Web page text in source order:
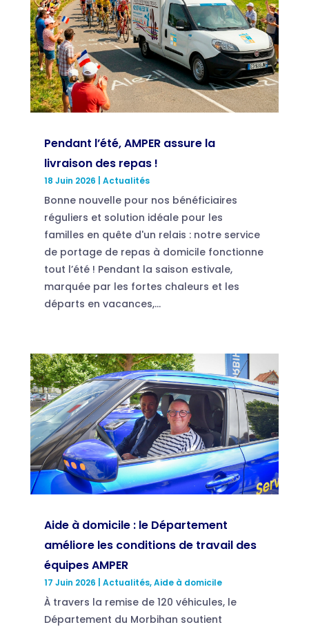
Pendant l’été, AMPER assure la
livraison des repas !
18 Juin 2026 Actualités
Bonne nouvelle pour nos bénéficiaires
réguliers et solution idéale pour les
familles en quête d'un relais : notre service
de portage de repas à domicile fonctionne
tout l’été ! Pendant la saison estivale,
marquée par les fortes chaleurs et les
départs en vacances,...
Aide à domicile : le Département
améliore les conditions de travail des
équipes AMPER
17 Juin 2026 Actualités,Aide à domicile
À travers la remise de 120 véhicules, le
Département du Morbihan soutient